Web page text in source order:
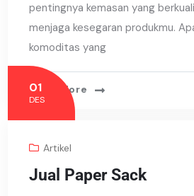
pentingnya kemasan yang
menjaga kesegaran produkmu.
komoditas yang
Read More
01
DES
Artikel
Jual Paper Sack